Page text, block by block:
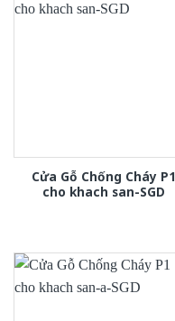
Cửa Gỗ Chống Cháy P1
cho khach san-SGD